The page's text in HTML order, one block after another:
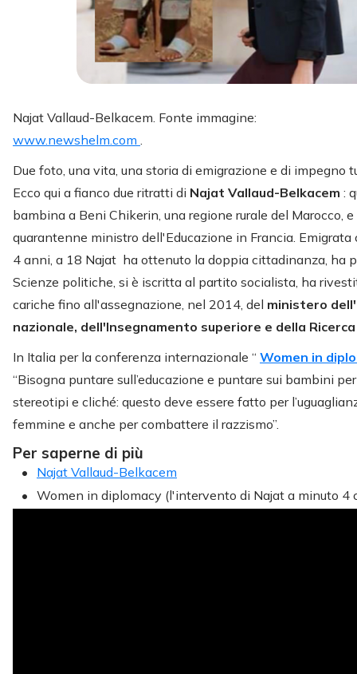
Najat Vallaud-Belkacem. Fonte immagine:
www.newshelm.com .
Due foto, una vita, una storia di emigrazione e di impegno
Ecco qui a fianco due ritratti di Najat Vallaud-Belkacem :
bambina a Beni Chikerin, una regione rurale del Marocco, e
quarantenne ministro dell'Educazione in Francia. Emigrata
4 anni, a 18 Najat ha ottenuto la doppia cittadinanza, ha
Scienze politiche, si è iscritta al partito socialista, ha
cariche fino all'assegnazione, nel 2014, del ministero
nazionale, dell'Insegnamento superiore e della
In Italia per la conferenza internazionale “ Women in
“Bisogna puntare sull’educazione e puntare sui bambini
stereotipi e cliché: questo deve essere fatto per
femmine e anche per combattere il razzismo”.
Per saperne di più
Najat Vallaud-Belkacem
Women in diplomacy (l'intervento di Najat a minuto 4